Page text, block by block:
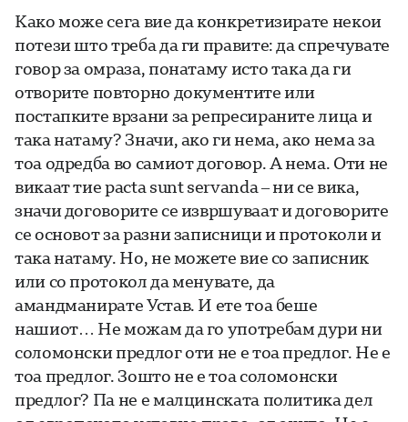
Како може сега вие да конкретизирате некои
потези што треба да ги правите: да спречувате
говор за омраза, понатаму исто така да ги
отворите повторно документите или
постапките врзани за репресираните лица и
така натаму? Значи, ако ги нема, ако нема за
тоа одредба во самиот договор. А нема. Оти не
викаат тие pacta sunt servanda – ни се вика,
значи договорите се извршуваат и договорите
се основот за разни записници и протоколи и
така натаму. Но, не можете вие со записник
или со протокол да менувате, да
амандманирате Устав. И ете тоа беше
нашиот… Не можам да го употребам дури ни
соломонски предлог оти не е тоа предлог. Не е
тоа предлог. Зошто не е тоа соломонски
предлог? Па не е малцинската политика дел